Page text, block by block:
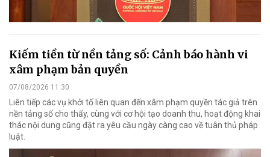
Kiếm tiền từ nền tảng số: Cảnh báo hành vi
xâm phạm bản quyền
07/08/2026 11:30
Liên tiếp các vụ khởi tố liên quan đến xâm phạm quyền tác giả trên
nền tảng số cho thấy, cùng với cơ hội tạo doanh thu, hoạt động khai
thác nội dung cũng đặt ra yêu cầu ngày càng cao về tuân thủ pháp
luật.